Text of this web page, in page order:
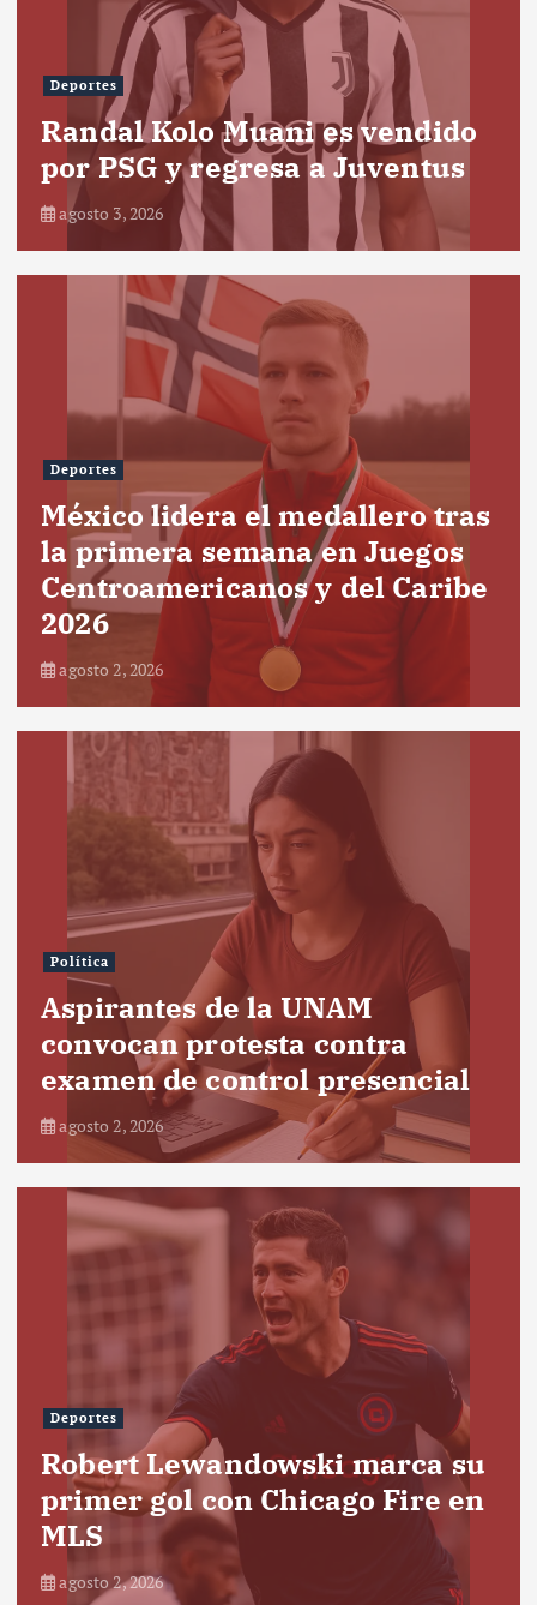
Deportes
Randal Kolo Muani es vendido
por PSG y regresa a Juventus
agosto 3, 2026
Deportes
México lidera el medallero tras
la primera semana en Juegos
Centroamericanos y del Caribe
2026
agosto 2, 2026
Política
Aspirantes de la UNAM
convocan protesta contra
examen de control presencial
agosto 2, 2026
Deportes
Robert Lewandowski marca su
primer gol con Chicago Fire en
MLS
agosto 2, 2026